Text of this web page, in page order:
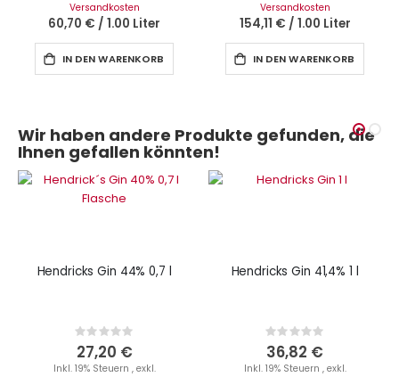
Versandkosten
60,70 € / 1.00 Liter
IN DEN WARENKORB
Versandkosten
154,11 € / 1.00 Liter
IN DEN WARENKORB
Wir haben andere Produkte gefunden, die
Ihnen gefallen könnten!
Hendricks Gin 44% 0,7 l
Rating:
0%
27,20 €
Inkl. 19% Steuern , exkl.
Hendricks Gin 41,4% 1 l
Rating:
0%
36,82 €
Inkl. 19% Steuern , exkl.